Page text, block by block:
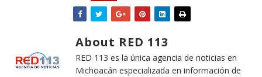
About RED 113
RED 113 es la única agencia de noticias en
Michoacán especializada en información de